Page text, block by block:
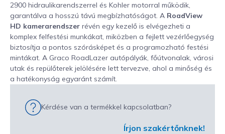
2900 hidraulikarendszerrel és Kohler motorral működik,
garantálva a hosszú távú megbízhatóságot. A RoadView
HD kamerarendszer révén egy kezelő is elvégezheti a
komplex felfestési munkákat, miközben a fejlett vezérlőegység
biztosítja a pontos szórásképet és a programozható festési
mintákat. A Graco RoadLazer autópályák, főútvonalak, városi
utak és repülőterek jelölésére lett tervezve, ahol a minőség és
a hatékonyság egyaránt számít.
Kérdése van a termékkel kapcsolatban?
Írjon szakértőnknek!